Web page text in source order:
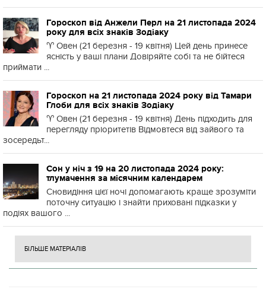
Гороскоп від Анжели Перл на 21 листопада 2024
року для всіх знаків Зодіаку
♈️ Овен (21 березня - 19 квітня) Цей день принесе
ясність у ваші плани Довіряйте собі та не бійтеся
приймати ...
Гороскоп на 21 листопада 2024 року від Тамари
Глоби для всіх знаків Зодіаку
♈️ Овен (21 березня - 19 квітня) День підходить для
перегляду пріоритетів Відмовтеся від зайвого та
зосередьт...
Сон у ніч з 19 на 20 листопада 2024 року:
тлумачення за місячним календарем
Сновидіння цієї ночі допомагають краще зрозуміти
поточну ситуацію і знайти приховані підказки у
подіях вашого ...
БІЛЬШЕ МАТЕРІАЛІВ